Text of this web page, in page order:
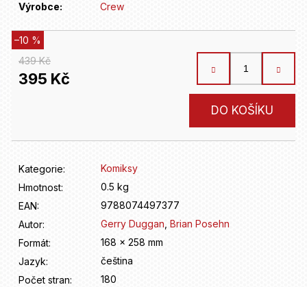
Výrobce:
Crew
439 Kč
–10 %
395 Kč
DO KOŠÍKU
Kategorie:
Komiksy
Hmotnost:
0.5 kg
EAN:
9788074497377
Autor: Gerry Duggan, Brian Posehn
Formát:
168 x 258 mm
Jazyk:
čeština
Počet stran:
180
?
HLEDAT
r
u
č
u
e
m
e